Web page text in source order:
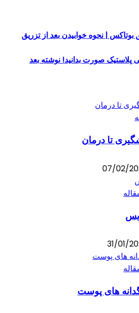
بوتاکس | نحوه خوابیدن بعد از تزریق
پلاستیک صورت بدانید! نوشته بعد
تا درمان
07/02/
31/01/
های پوست